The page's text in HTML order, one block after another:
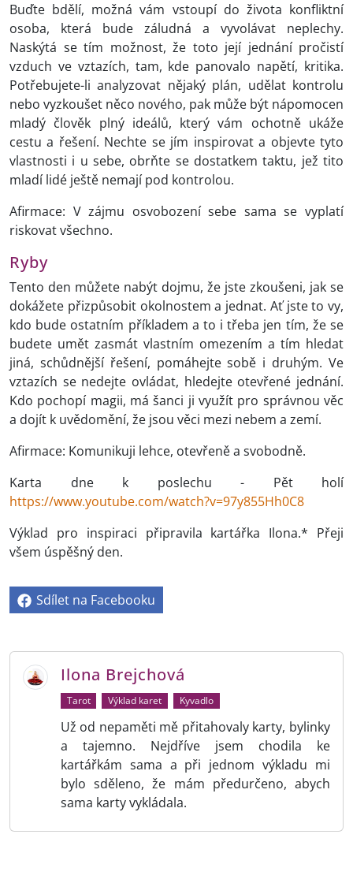
Buďte bdělí, možná vám vstoupí do života konfliktní
osoba, která bude záludná a vyvolávat neplechy.
Naskýtá se tím možnost, že toto její jednání pročistí
vzduch ve vztazích, tam, kde panovalo napětí, kritika.
Potřebujete-li analyzovat nějaký plán, udělat kontrolu
nebo vyzkoušet něco nového, pak může být nápomocen
mladý člověk plný ideálů, který vám ochotně ukáže
cestu a řešení. Nechte se jím inspirovat a objevte tyto
vlastnosti i u sebe, obrňte se dostatkem taktu, jež tito
mladí lidé ještě nemají pod kontrolou.
Afirmace: V zájmu osvobození sebe sama se vyplatí
riskovat všechno.
Ryby
Tento den můžete nabýt dojmu, že jste zkoušeni, jak se
dokážete přizpůsobit okolnostem a jednat. Ať jste to vy,
kdo bude ostatním příkladem a to i třeba jen tím, že se
budete umět zasmát vlastním omezením a tím hledat
jiná, schůdnější řešení, pomáhejte sobě i druhým. Ve
vztazích se nedejte ovládat, hledejte otevřené jednání.
Kdo pochopí magii, má šanci ji využít pro správnou věc
a dojít k uvědomění, že jsou věci mezi nebem a zemí.
Afirmace: Komunikuji lehce, otevřeně a svobodně.
Karta dne k poslechu - Pět holí
https://www.youtube.com/watch?v=97y855Hh0C8
Výklad pro inspiraci připravila kartářka Ilona.* Přeji
všem úspěšný den.
Sdílet na Facebooku
Ilona Brejchová
Tarot Výklad karet Kyvadlo
Už od nepaměti mě přitahovaly karty, bylinky
a tajemno. Nejdříve jsem chodila ke
kartářkám sama a při jednom výkladu mi
bylo sděleno, že mám předurčeno, abych
sama karty vykládala.